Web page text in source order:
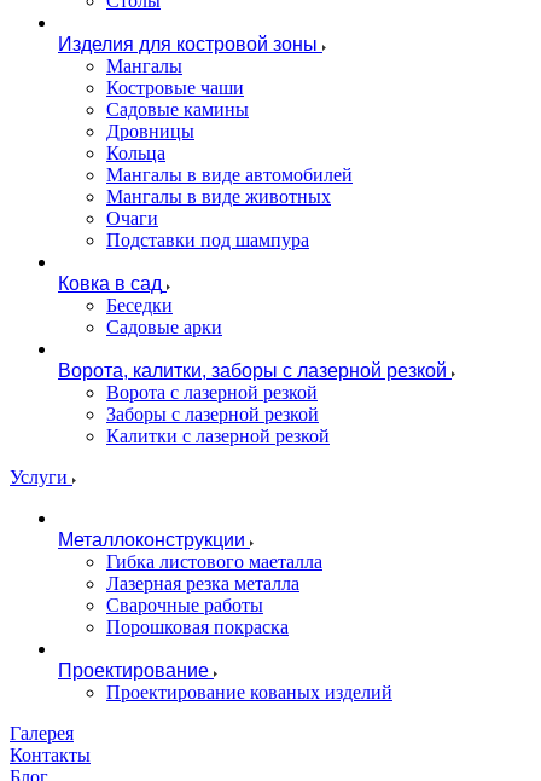
Изделия для костровой зоны
Мангалы
Костровые чаши
Садовые камины
Дровницы
Кольца
Мангалы в виде автомобилей
Мангалы в виде животных
Очаги
Подставки под шампура
Ковка в сад
Беседки
Садовые арки
Ворота, калитки, заборы с лазерной резкой
Ворота с лазерной резкой
Заборы с лазерной резкой
Калитки с лазерной резкой
Услуги
Металлоконструкции
Гибка листового маеталла
Лазерная резка металла
Сварочные работы
Порошковая покраска
Проектирование
Проектирование кованых изделий
Галерея
Контакты
Блог